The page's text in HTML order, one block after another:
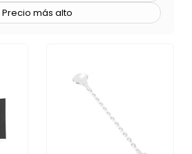
de calidad, sino también creando una
marca. no esperes más, explora nuestra
Precio más alto